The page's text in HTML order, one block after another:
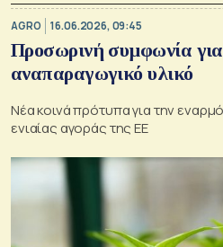
AGRO 16.06.2026, 09:45
Προσωρινή συμφωνία
αναπαραγωγικό υλικό
Νέα κοινά πρότυπα για την
ενιαίας αγοράς της ΕΕ